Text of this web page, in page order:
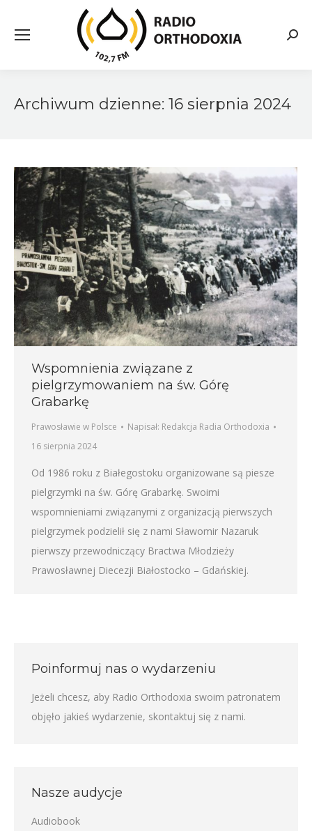
Archiwum dzienne: 16 sierpnia 2024
Wspomnienia związane z
pielgrzymowaniem na św. Górę
Grabarkę
Prawosławie w Polsce Napisał: Redakcja Radia Orthodoxia
16 sierpnia 2024
Od 1986 roku z Białegostoku organizowane są piesze
pielgrzymki na św. Górę Grabarkę. Swoimi
wspomnieniami związanymi z organizacją pierwszych
pielgrzymek podzielił się z nami Sławomir Nazaruk
pierwszy przewodniczący Bractwa Młodzieży
Prawosławnej Diecezji Białostocko – Gdańskiej.
Poinformuj nas o wydarzeniu
Jeżeli chcesz, aby Radio Orthodoxia swoim patronatem
objęło jakieś wydarzenie, skontaktuj się z nami.
Nasze audycje
Audiobook